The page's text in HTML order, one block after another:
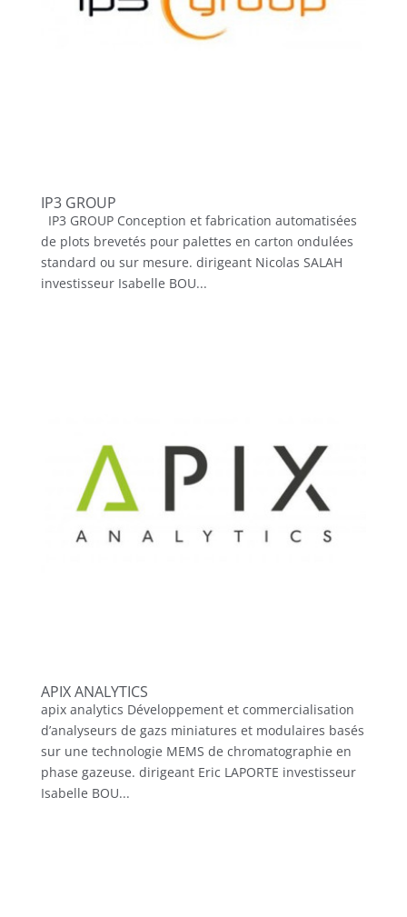
IP3 GROUP
IP3 GROUP Conception et fabrication automatisées
de plots brevetés pour palettes en carton ondulées
standard ou sur mesure. dirigeant Nicolas SALAH
investisseur Isabelle BOU...
APIX ANALYTICS
apix analytics Développement et commercialisation
d’analyseurs de gazs miniatures et modulaires basés
sur une technologie MEMS de chromatographie en
phase gazeuse. dirigeant Eric LAPORTE investisseur
Isabelle BOU...